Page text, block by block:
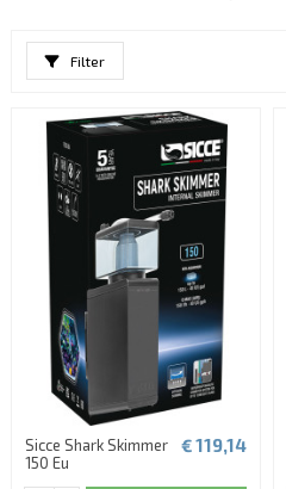
Filter
Sicce Shark Skimmer
150 Eu
€ 119,14